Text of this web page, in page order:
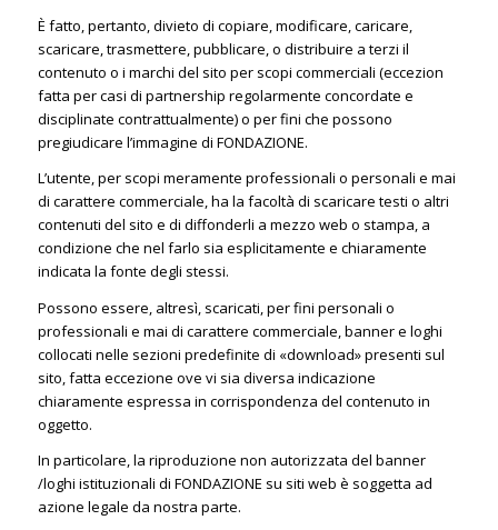
È fatto, pertanto, divieto di copiare, modificare, caricare,
scaricare, trasmettere, pubblicare, o distribuire a terzi il
contenuto o i marchi del sito per scopi commerciali (eccezion
fatta per casi di partnership regolarmente concordate e
disciplinate contrattualmente) o per fini che possono
pregiudicare l’immagine di FONDAZIONE.
L’utente, per scopi meramente professionali o personali e mai
di carattere commerciale, ha la facoltà di scaricare testi o altri
contenuti del sito e di diffonderli a mezzo web o stampa, a
condizione che nel farlo sia esplicitamente e chiaramente
indicata la fonte degli stessi.
Possono essere, altresì, scaricati, per fini personali o
professionali e mai di carattere commerciale, banner e loghi
collocati nelle sezioni predefinite di «download» presenti sul
sito, fatta eccezione ove vi sia diversa indicazione
chiaramente espressa in corrispondenza del contenuto in
oggetto.
In particolare, la riproduzione non autorizzata del banner
/loghi istituzionali di FONDAZIONE su siti web è soggetta ad
azione legale da nostra parte.